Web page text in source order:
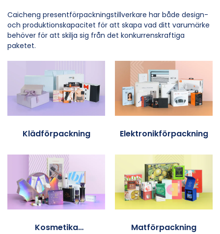
Caicheng presentförpackningstillverkare har både design-
och produktionskapacitet för att skapa vad ditt varumärke
behöver för att skilja sig från det konkurrenskraftiga
paketet.
Klädförpackning Elektronikförpackning
Kosmetika
Matförpackning